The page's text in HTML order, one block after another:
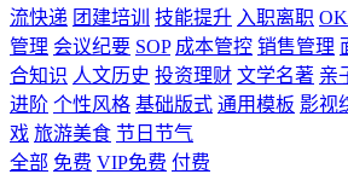
流快递 团建培训 技能提升 入职离职
管理 会议纪要 SOP 成本管控 销售管理
合知识 人文历史 投资理财 文学名著 亲
进阶 个性风格 基础版式 通用模板 影视
戏 旅游美食 节日节气
全部 免费 VIP免费 付费